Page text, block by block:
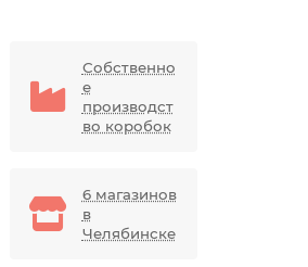
Собственно
е
производст
во коробок
6 магазинов
в
Челябинске